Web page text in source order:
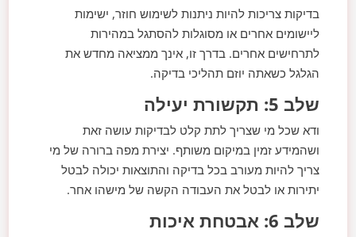
בדיקות צריכות להיות ניתנות לשימוש חוזר, ישימות
ליישומים אחרים או מסוגלות להסתגל במהירות
לתרחישים אחרים. בדרך זו, אינך ממציאה מחדש את
הגלגל כשאתה יוזם תהליכי בדיקה.
שלב 5: תקשורת יעילה
ודא שכל מי שצריך לתת קלט לבדיקות עושה זאת
ושהמידע זמין במיקום משותף. יצירת מפה ברורה של מי
צריך להיות מעורב בכל בדיקה והתוצאות יכולה לבטל
יתירות או לבטל את העבודה הקשה של מישהו אחר.
שלב 6: אבטחת איכות